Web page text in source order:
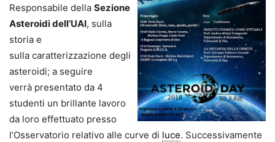
Responsabile della Sezione
Asteroidi dell’UAI, sulla
storia e
sulla caratterizzazione degli
asteroidi; a seguire
verrà presentato da 4
studenti un brillante lavoro
da loro effettuato presso
l’Osservatorio relativo alle curve di luce. Successivamente